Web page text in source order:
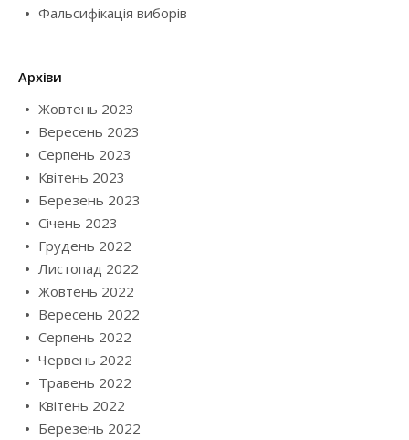
Фальсифікація виборів
Архіви
Жовтень 2023
Вересень 2023
Серпень 2023
Квітень 2023
Березень 2023
Січень 2023
Грудень 2022
Листопад 2022
Жовтень 2022
Вересень 2022
Серпень 2022
Червень 2022
Травень 2022
Квітень 2022
Березень 2022